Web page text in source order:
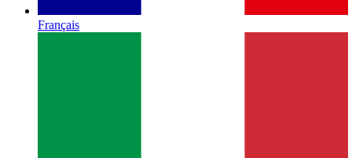
Français